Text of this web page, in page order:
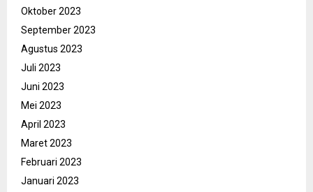
Oktober 2023
September 2023
Agustus 2023
Juli 2023
Juni 2023
Mei 2023
April 2023
Maret 2023
Februari 2023
Januari 2023